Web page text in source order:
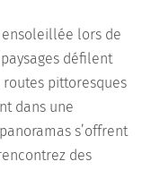
lors de
défilent
pittoresques
dans une
s’offrent
des